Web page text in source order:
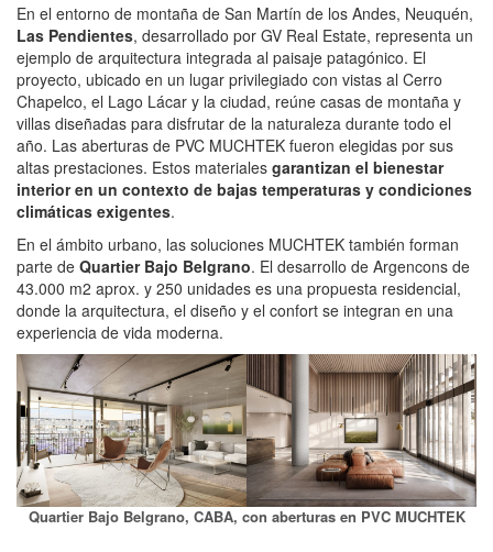
En el entorno de montaña de San Martín de los Andes, Neuquén,
Las Pendientes, desarrollado por GV Real Estate, representa un
ejemplo de arquitectura integrada al paisaje patagónico. El
proyecto, ubicado en un lugar privilegiado con vistas al Cerro
Chapelco, el Lago Lácar y la ciudad, reúne casas de montaña y
villas diseñadas para disfrutar de la naturaleza durante todo el
año. Las aberturas de PVC MUCHTEK fueron elegidas por sus
altas prestaciones. Estos materiales garantizan el bienestar
interior en un contexto de bajas temperaturas y condiciones
climáticas exigentes.
En el ámbito urbano, las soluciones MUCHTEK también forman
parte de Quartier Bajo Belgrano. El desarrollo de Argencons de
43.000 m2 aprox. y 250 unidades es una propuesta residencial,
donde la arquitectura, el diseño y el confort se integran en una
experiencia de vida moderna.
Quartier Bajo Belgrano, CABA, con aberturas en PVC MUCHTEK